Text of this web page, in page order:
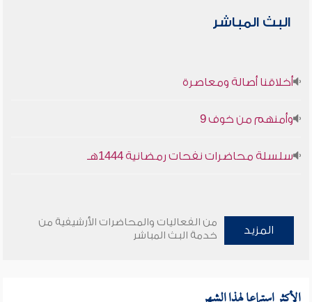
البث المباشر
أخلاقنا أصالة ومعاصرة
وأمنهم من خوف 9
سلسلة محاضرات نفحات رمضانية 1444هـ
المزيد
من الفعاليات والمحاضرات الأرشيفية من
خدمة البث المباشر